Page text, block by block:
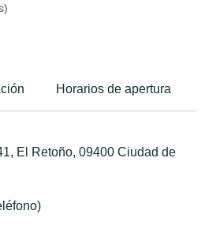
Horarios de apertura
El Retoño, 09400 Ciudad de